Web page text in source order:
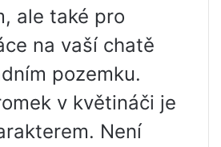
ale také pro
na vaší chatě
pozemku.
v květináči je
Není